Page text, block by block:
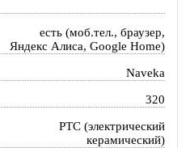
есть (моб.тел., браузер,
Яндекс Алиса, Google Home)
Naveka
320
PTC (электрический
керамический)